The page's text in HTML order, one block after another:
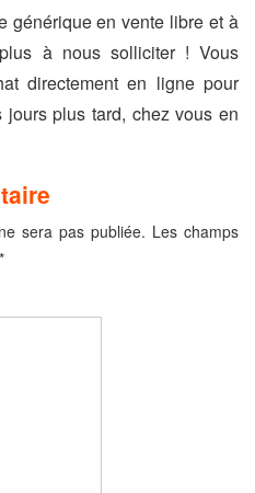
générique en vente libre et à
à nous solliciter ! Vous
directement en ligne pour
plus tard, chez vous en
sera pas publiée. Les champs
*